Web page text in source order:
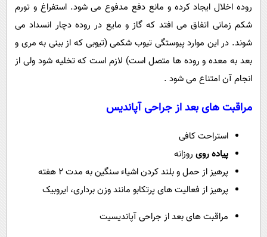
روده اخلال ایجاد کرده و مانع دفع مدفوع می شود. استفراغ و تورم
شکم زمانی اتفاق می افتد که گاز و مایع در روده دچار انسداد می
شوند. در این موارد پیوستگی تیوب شکمی (تیوبی که از بینی به مری و
بعد به معده و روده ها متصل است) لازم است که تخلیه شود ولی از
انجام آن امتناع می شود .
مراقبت های بعد از جراحی آپاندیس
استراحت کافی
پیاده روی روزانه
پرهیز از حمل و بلند کردن اشیاء سنگین به مدت 2 هفته
پرهیز از فعالیت های پرتکابو مانند وزن برداری، ایروبیک
مراقبت های بعد از جراحی آپاندیسیت